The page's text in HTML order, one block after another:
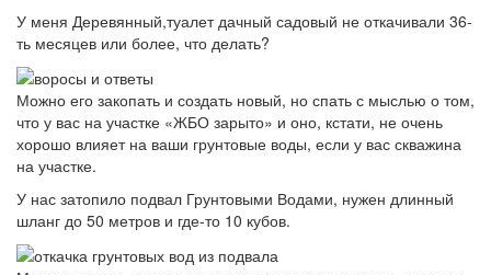
У меня Деревянный,туалет дачный садовый не откачивали 36-
ть месяцев или более, что делать?
Можно его закопать и создать новый, но спать с мыслью о том,
что у вас на участке «ЖБО зарыто» и оно, кстати, не очень
хорошо влияет на ваши грунтовые воды, если у вас скважина
на участке.
У нас затопило подвал Грунтовыми Водами, нужен длинный
шланг до 50 метров и где-то 10 кубов.